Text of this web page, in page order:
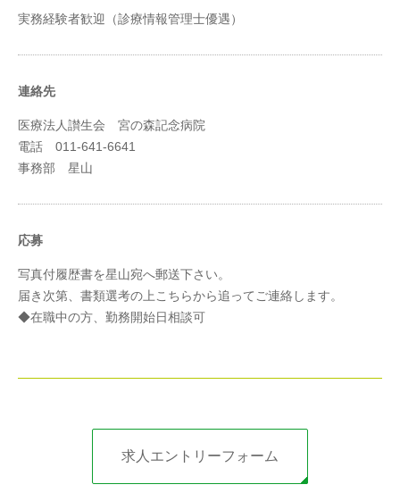
実務経験者歓迎（診療情報管理士優遇）
連絡先
医療法人讃生会 宮の森記念病院
電話 011-641-6641
事務部 星山
応募
写真付履歴書を星山宛へ郵送下さい。
届き次第、書類選考の上こちらから追ってご連絡します。
◆在職中の方、勤務開始日相談可
求人エントリーフォーム